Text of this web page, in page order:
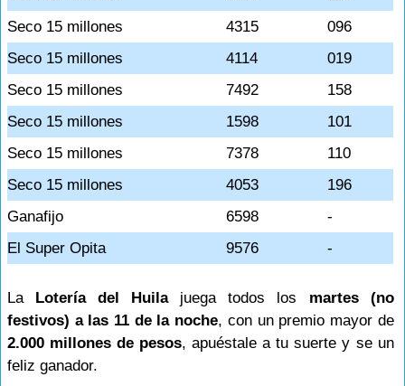
Seco 15 millones
4315
096
Seco 15 millones
4114
019
Seco 15 millones
7492
158
Seco 15 millones
1598
101
Seco 15 millones
7378
110
Seco 15 millones
4053
196
Ganafijo
6598
-
El Super Opita
9576 -
La Lotería del Huilajuega todos los martes (no
festivos) a las 11 de la noche, con un premio mayor de
2.000 millones de pesos, apuéstale a tu suerte y se un
feliz ganador.